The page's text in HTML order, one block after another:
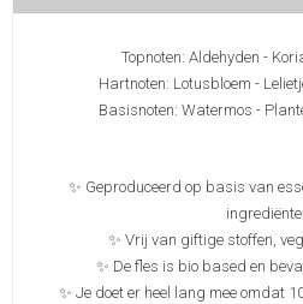
Topnoten: Aldehyden -
Hartnoten: Lotusbloem -
Basisnoten: Watermos -
✨ Geproduceerd op basis van
✨ Vrij van giftige stoffen,
✨ De fles is bio based en
✨ Je doet er heel lang mee omdat